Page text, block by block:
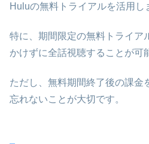
Huluの無料トライアルを活用し
特に、期間限定の無料トライア
かけずに全話視聴することが可
ただし、無料期間終了後の課金
忘れないことが大切です。